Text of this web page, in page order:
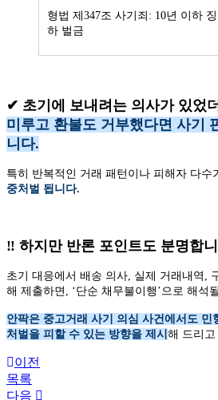
형법 제347조 사기죄: 10년 이하
하 벌금
✔ 초기에 보내려는 의사가 있었
미루고 환불도 거부했다면 사기
니다.
특히 반복적인 거래 패턴이나 피해자 다수
중처벌 됩니다.
‼️ 하지만 반론 포인트도 분명합
초기 대응에서 배송 의사, 실제 거래내역,
해 제출하면, ‘단순 채무불이행’으로 해석
안팍은 중고거래 사기 의심 사건에서도 민
처벌을 피할 수 있는 방향을 제시 해 드리고
이전
목록
다음